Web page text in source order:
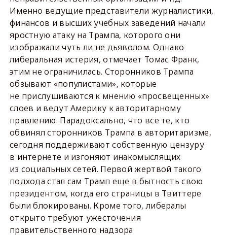
Именно ведущие представители журналистики,
финансов и высших учебных заведений начали
яростную атаку на Трампа, которого они
изображали чуть ли не дьяволом. Однако
либеральная истерия, отмечает Томас Франк,
этим не ограничилась. Сторонников Трампа
обзывают «популистами», которые
не прислушиваются к мнению «просвещенных»
слоев и ведут Америку к авторитарному
правлению. Парадоксально, что все те, кто
обвинял сторонников Трампа в авторитаризме,
сегодня поддерживают собственную цензуру
в интернете и изгоняют инакомыслящих
из социальных сетей. Первой жертвой такого
подхода стал сам Трамп еще в бытность свою
президентом, когда его страницы в Твиттере
были блокированы. Кроме того, либералы
открыто требуют ужесточения
правительственного надзора